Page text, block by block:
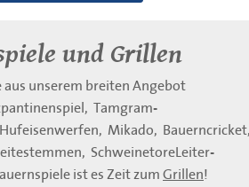
und Grillen
aus unserem breiten Angebot
Tamgram-
Mikado,
SchweinetoreLeiter-
ist es Zeit zumGrillen!